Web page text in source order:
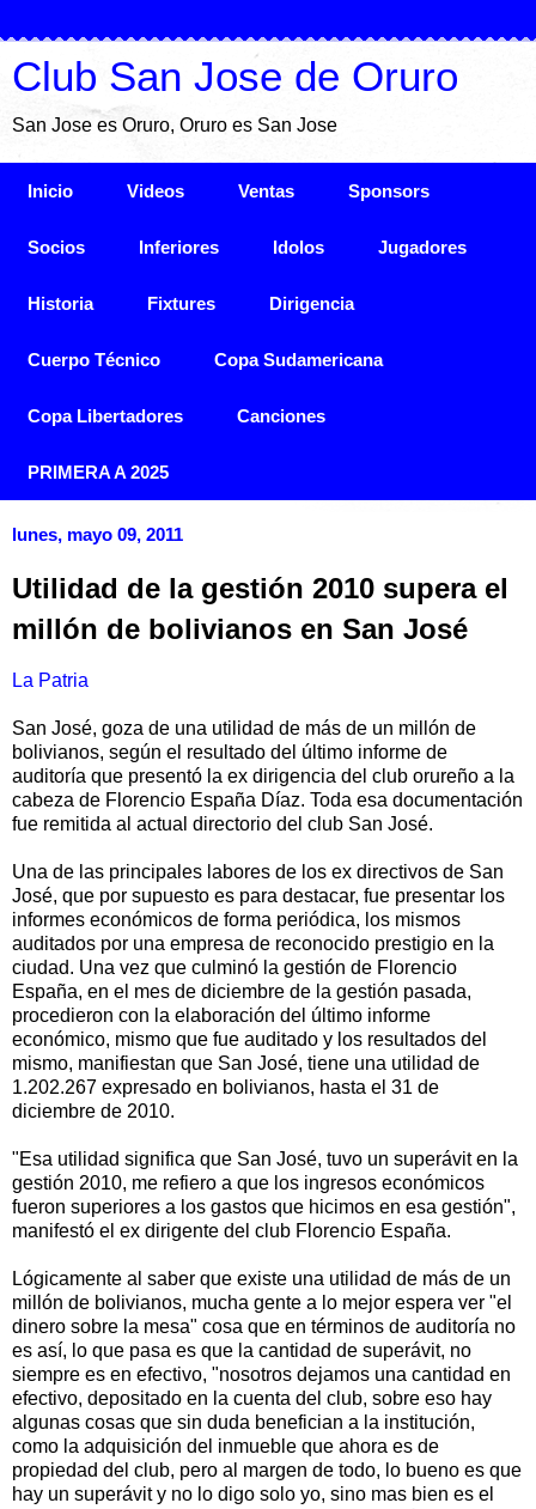
Club San Jose de Oruro
San Jose es Oruro, Oruro es San Jose
Inicio Videos Ventas Sponsors
Socios Inferiores Idolos Jugadores
Historia Fixtures Dirigencia
Cuerpo Técnico Copa Sudamericana
Copa Libertadores Canciones
PRIMERA A 2025
lunes, mayo 09, 2011
Utilidad de la gestión 2010 supera el
millón de bolivianos en San José
La Patria
San José, goza de una utilidad de más de un millón de
bolivianos, según el resultado del último informe de
auditoría que presentó la ex dirigencia del club orureño a la
cabeza de Florencio España Díaz. Toda esa documentación
fue remitida al actual directorio del club San José.
Una de las principales labores de los ex directivos de San
José, que por supuesto es para destacar, fue presentar los
informes económicos de forma periódica, los mismos
auditados por una empresa de reconocido prestigio en la
ciudad. Una vez que culminó la gestión de Florencio
España, en el mes de diciembre de la gestión pasada,
procedieron con la elaboración del último informe
económico, mismo que fue auditado y los resultados del
mismo, manifiestan que San José, tiene una utilidad de
1.202.267 expresado en bolivianos, hasta el 31 de
diciembre de 2010.
"Esa utilidad significa que San José, tuvo un superávit en la
gestión 2010, me refiero a que los ingresos económicos
fueron superiores a los gastos que hicimos en esa gestión",
manifestó el ex dirigente del club Florencio España.
Lógicamente al saber que existe una utilidad de más de un
millón de bolivianos, mucha gente a lo mejor espera ver "el
dinero sobre la mesa" cosa que en términos de auditoría no
es así, lo que pasa es que la cantidad de superávit, no
siempre es en efectivo, "nosotros dejamos una cantidad en
efectivo, depositado en la cuenta del club, sobre eso hay
algunas cosas que sin duda benefician a la institución,
como la adquisición del inmueble que ahora es de
propiedad del club, pero al margen de todo, lo bueno es que
hay un superávit y no lo digo solo yo, sino mas bien es el